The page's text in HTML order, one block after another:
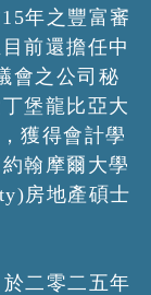
年之豐富審
前還擔任中
會之公司秘
堡龍比亞大
獲得會計學
翰摩爾大學
房地產碩士
二零二五年